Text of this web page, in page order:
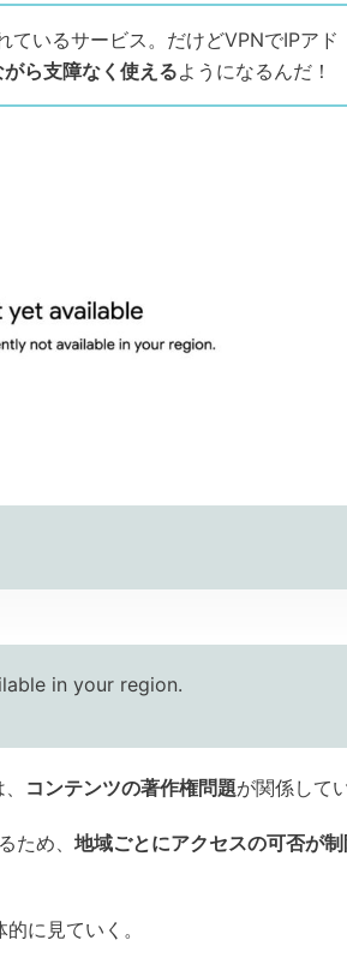
いるサービス。だけどVPNでIPアド
ら支障なく使えるようになるんだ！
in your region.
コンテンツの著作権問題が関係して
ため、 地域ごとにアクセスの可否が
に見ていく。